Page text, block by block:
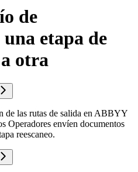
de
etapa de
otra
de las rutas de salida en ABBYY
Operadores envíen documentos
reescaneo.